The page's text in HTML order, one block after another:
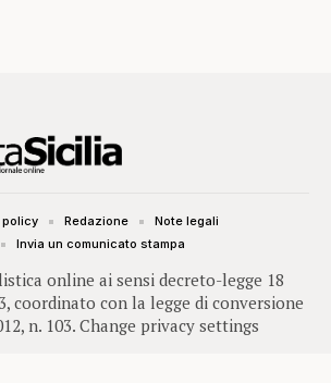
online ai sensi decreto-legge 18
coordinato con la legge di conversione
n. 103. Change privacy settings
policy Redazione
Note legali
Invia un comunicato stampa